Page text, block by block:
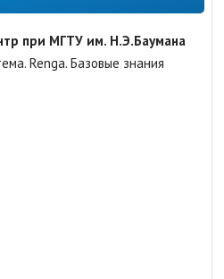
при МГТУ им. Н.Э.Баумана
Renga. Базовые знания